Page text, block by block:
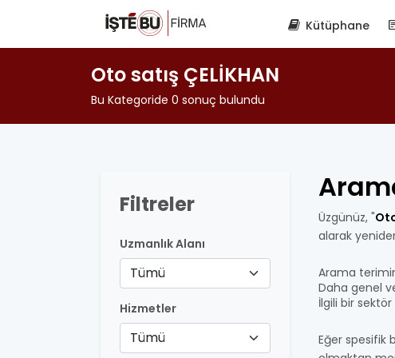
Kütüphane
Oto satış ÇELİKHAN
Bu Kategoride 0 sonuç bulundu
Filtreler
Uzmanlık Alanı
Tümü
Hizmetler
Tümü
Üzgünüz, "
alarak
Arama
Daha genel
İlgili bir
Eğer spesifik